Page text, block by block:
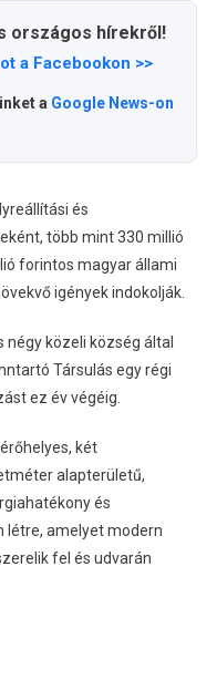
országos hírekről!
a Facebookon >>
a Google News-on
és
több mint 330 millió
forintos magyar állami
igények indokolják.
közeli község által
Társulás egy régi
ez év végéig.
két
alapterületű,
és
létre, amelyet modern
fel és udvarán